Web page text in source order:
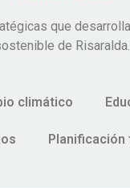
que
de Risaralda.
climático